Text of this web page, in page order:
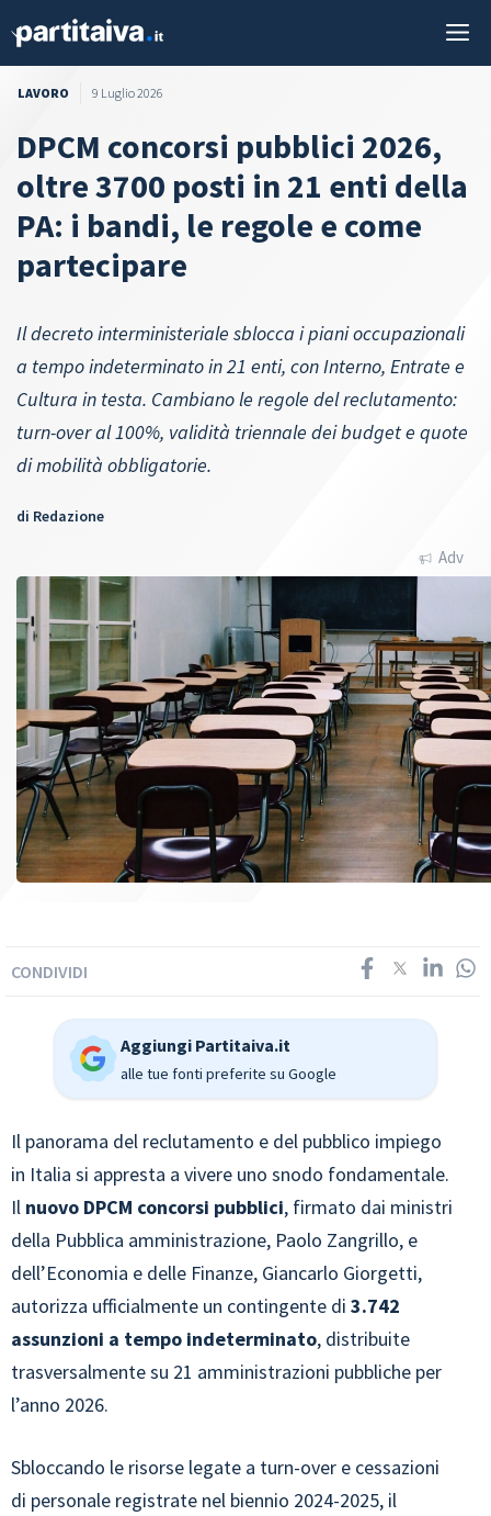
LAVORO 9 Luglio 2026
DPCM concorsi pubblici 2026,
oltre 3700 posti in 21 enti della
PA: i bandi, le regole e come
partecipare
Il decreto interministeriale sblocca i piani occupazionali
a tempo indeterminato in 21 enti, con Interno, Entrate e
Cultura in testa. Cambiano le regole del reclutamento:
turn-over al 100%, validità triennale dei budget e quote
di mobilità obbligatorie.
di Redazione
Adv
CONDIVIDI
Aggiungi Partitaiva.it
alle tue fonti preferite su Google
Il panorama del reclutamento e del pubblico impiego
in Italia si appresta a vivere uno snodo fondamentale.
Il nuovo DPCM concorsi pubblici, firmato dai ministri
della Pubblica amministrazione, Paolo Zangrillo, e
dell’Economia e delle Finanze, Giancarlo Giorgetti,
autorizza ufficialmente un contingente di 3.742
assunzioni a tempo indeterminato, distribuite
trasversalmente su 21 amministrazioni pubbliche per
l’anno 2026.
Sbloccando le risorse legate a turn-over e cessazioni
di personale registrate nel biennio 2024-2025, il